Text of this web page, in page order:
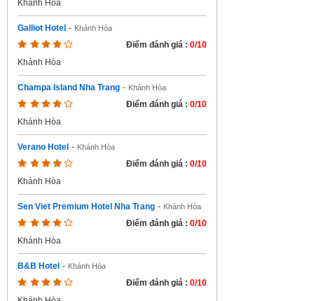
Khánh Hòa
Galliot Hotel - Khánh Hòa
Điểm đánh giá : 0/10
Khánh Hòa
Champa Island Nha Trang - Khánh Hòa
Điểm đánh giá : 0/10
Khánh Hòa
Verano Hotel - Khánh Hòa
Điểm đánh giá : 0/10
Khánh Hòa
Sen Viet Premium Hotel Nha Trang - Khánh Hòa
Điểm đánh giá : 0/10
Khánh Hòa
B&B Hotel - Khánh Hòa
Điểm đánh giá : 0/10